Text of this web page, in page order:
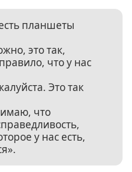
планшеты
это так,
что у нас
Это так
что
у нас есть,